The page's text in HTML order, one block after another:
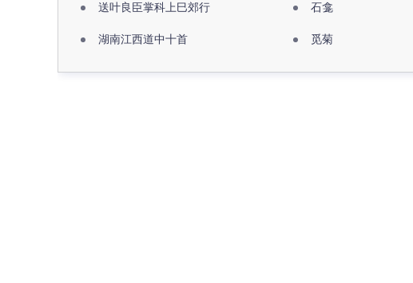
送叶良臣掌科上巳郊行 石龛
湖南江西道中十首 觅菊